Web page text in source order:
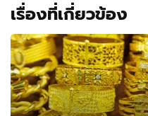
เรื่องที่เกี่ยวข้อง